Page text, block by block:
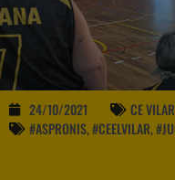
24/10/2021
CE VILAR
#ASPRONIS,#CEELVILAR,